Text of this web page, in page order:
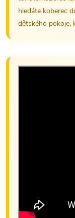
hledáte koberec
dětského pokoje,